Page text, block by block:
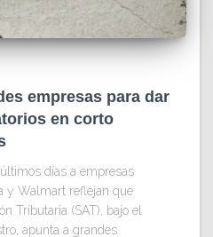
empresas para dar
en corto
días a empresas
y Walmart reflejan que
Tributaria (SAT), bajo el
apunta a grandes